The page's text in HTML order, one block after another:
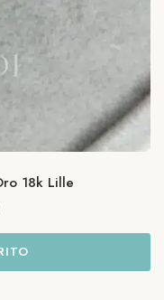
18k Lille